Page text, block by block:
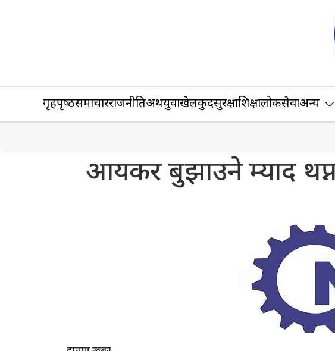
गृहपृष्‍ठसमाचारराजनीतिअर्थयुवाखेलकुदसुरक्षाशिक्षालोकसेवाअन्य
आयकर बुझाउने म्याद थप्न